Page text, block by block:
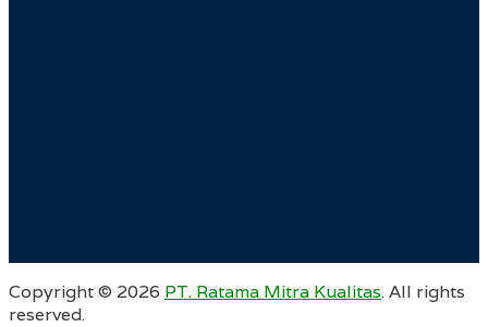
Copyright © 2026 PT. Ratama Mitra Kualitas. All rights
reserved.